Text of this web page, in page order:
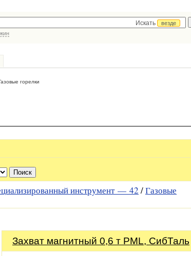
Искать
везде
горелки
инструмент — 42 /Газовые
Захват магнитный 0,6 т PML, СибТаль